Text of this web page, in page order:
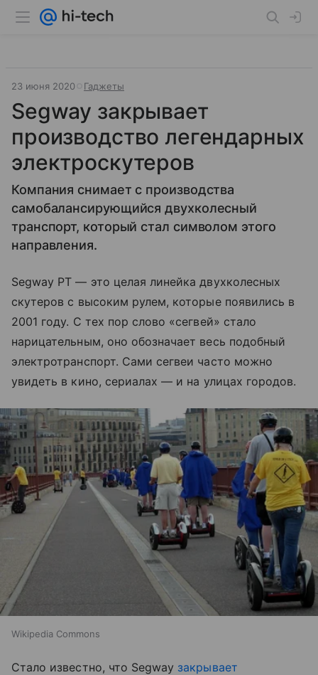
23 июня 2020 Гаджеты
Segway закрывает
производство легендарных
электроскутеров
Компания снимает с производства
самобалансирующийся двухколесный
транспорт, который стал символом этого
направления.
Segway PT — это целая линейка двухколесных
скутеров с высоким рулем, которые появились в
2001 году. С тех пор слово «сегвей» стало
нарицательным, оно обозначает весь подобный
электротранспорт. Сами сегвеи часто можно
увидеть в кино, сериалах — и на улицах городов.
Wikipedia Commons
Стало известно, что Segway закрывает